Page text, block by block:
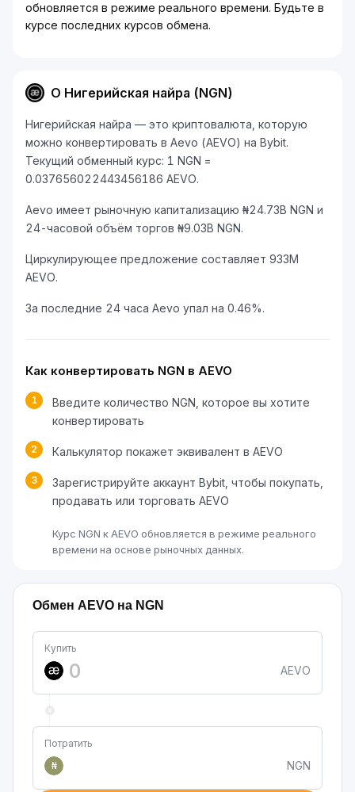
обновляется в режиме реального времени. Будьте в
курсе последних курсов обмена.
О Нигерийская найра (NGN)
Нигерийская найра — это криптовалюта, которую
можно конвертировать в Aevo (AEVO) на Bybit.
Текущий обменный курс: 1 NGN =
0.037656022443456186 AEVO.
Aevo имеет рыночную капитализацию ₦24.73B NGN и
24-часовой объём торгов ₦9.03B NGN.
Циркулирующее предложение составляет 933M
AEVO.
За последние 24 часа Aevo упал на 0.46%.
Как конвертировать NGN в AEVO
1
Введите количество NGN, которое вы хотите
конвертировать
2 Калькулятор покажет эквивалент в AEVO
3
Зарегистрируйте аккаунт Bybit, чтобы покупать,
продавать или торговать AEVO
Курс NGN к AEVO обновляется в режиме реального
времени на основе рыночных данных.
Обмен AEVO на NGN
Купить
AEVO
Потратить
₦
NGN